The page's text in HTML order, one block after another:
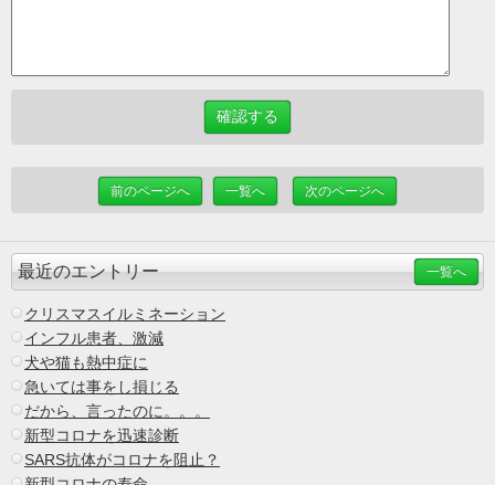
前のページへ 一覧へ 次のページへ
最近のエントリー 一覧へ
クリスマスイルミネーション
インフル患者、激減
犬や猫も熱中症に
急いては事をし損じる
だから、言ったのに。。。
新型コロナを迅速診断
SARS抗体がコロナを阻止？